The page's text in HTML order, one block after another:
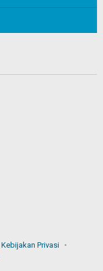
Kebijakan Privasi